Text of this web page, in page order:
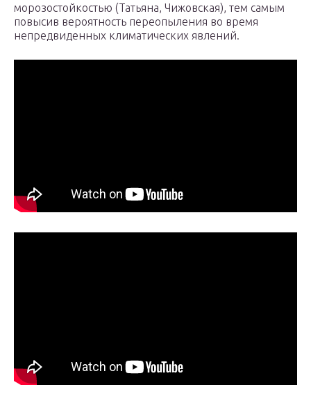
морозостойкостью (Татьяна, Чижовская), тем самым
повысив вероятность переопыления во время
непредвиденных климатических явлений.